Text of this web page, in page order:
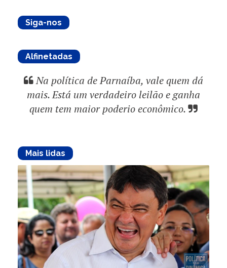
Siga-nos
Alfinetadas
Na política de Parnaíba, vale quem dá
mais. Está um verdadeiro leilão e ganha
quem tem maior poderio econômico.
Mais lidas